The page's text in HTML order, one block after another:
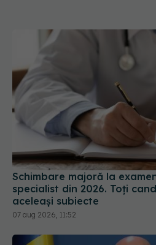
Schimbare majoră la
specialist din 2026. Toți
aceleași subiecte
07 aug 2026, 11:52